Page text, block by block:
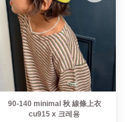
90-140 minimal 秋 線條上衣
cu915 x 크레용